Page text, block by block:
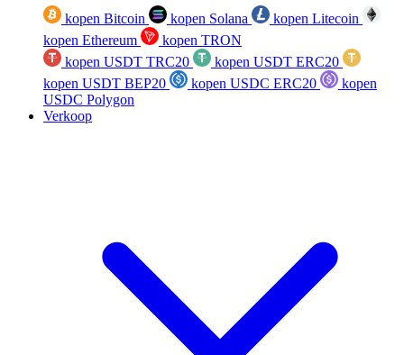
kopen Bitcoin kopen Solana
kopen Litecoin
kopen Ethereum
kopen TRON
kopen USDT TRC20
kopen USDT ERC20
kopen USDT BEP20
kopen USDC ERC20
kopen
USDC Polygon
Verkoop